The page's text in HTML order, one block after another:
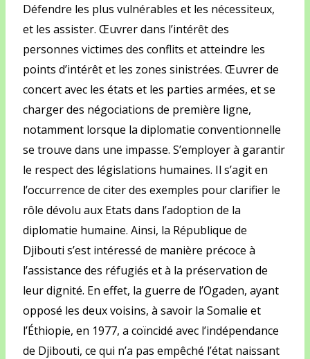
Défendre les plus vulnérables et les nécessiteux,
et les assister. Œuvrer dans l’intérêt des
personnes victimes des conflits et atteindre les
points d’intérêt et les zones sinistrées. Œuvrer de
concert avec les états et les parties armées, et se
charger des négociations de première ligne,
notamment lorsque la diplomatie conventionnelle
se trouve dans une impasse. S’employer à garantir
le respect des législations humaines. Il s’agit en
l’occurrence de citer des exemples pour clarifier le
rôle dévolu aux Etats dans l’adoption de la
diplomatie humaine. Ainsi, la République de
Djibouti s’est intéressé de manière précoce à
l’assistance des réfugiés et à la préservation de
leur dignité. En effet, la guerre de l’Ogaden, ayant
opposé les deux voisins, à savoir la Somalie et
l’Éthiopie, en 1977, a coïncidé avec l’indépendance
de Djibouti, ce qui n’a pas empêché l’état naissant